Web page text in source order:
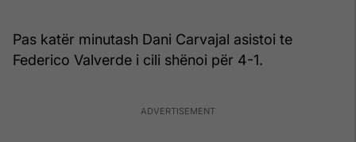
Pas katër minutash Dani Carvajal asistoi te
Federico Valverde i cili shënoi për 4-1.